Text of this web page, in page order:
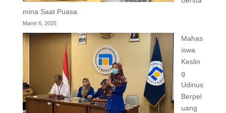
mina Saat Puasa
Maret 6, 2025
Mahas
iswa
Keslin
g
Udinus
Berpel
uang